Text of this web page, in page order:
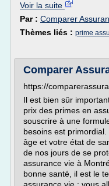
Voir la suite
Par : Comparer
Thèmes liés : prime
Comparer
https://
Il est bien sûr
prix des primes en
souscrire à une
besoins est
âge et votre état de
de nos jours de se
assurance vie à
bonne santé, il est le